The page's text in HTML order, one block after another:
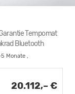
Tempomat
Bluetooth
Monate ,
20.112,– €